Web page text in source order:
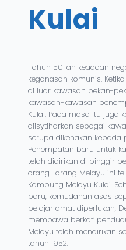
Kulai
Tahun 50-an keadaan
keganasan komunis.
di luar kawasan pekan-
kawasan-kawasan
Kulai. Pada masa itu juga
diisytiharkan sebagai
serupa dikenakan kepada
Penempatan baru untuk
telah didirikan di pinggir
orang- orang Melayu ini
Kampung Melayu Kulai.
baru, kemudahan asas
belajar amat diperlukan,
membawa berkat’
Melayu telah mendirikan
tahun 1952.